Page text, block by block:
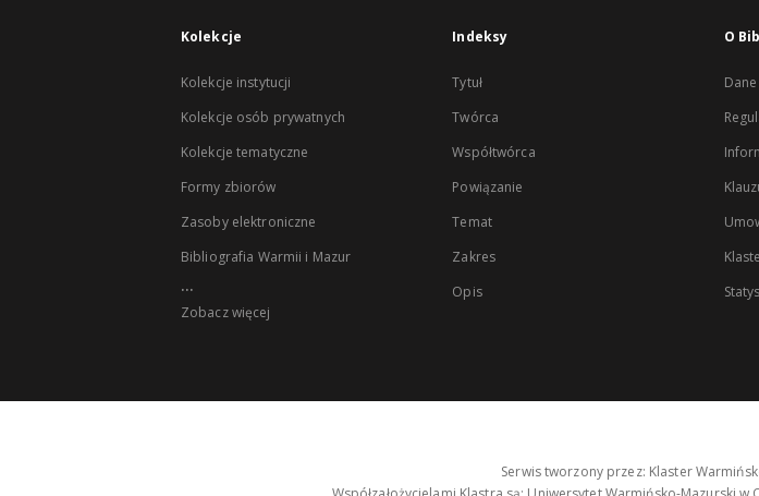
Kolekcje
Kolekcje instytucji
Kolekcje osób prywatnych
Kolekcje tematyczne
Formy zbiorów
Zasoby elektroniczne
Bibliografia Warmii i Mazur
...
Zobacz więcej
Indeksy
Tytuł
Twórca
Współtwórca
Powiązanie
Temat
Zakres
Opis
O
Serwis tworzony przez: Klaster